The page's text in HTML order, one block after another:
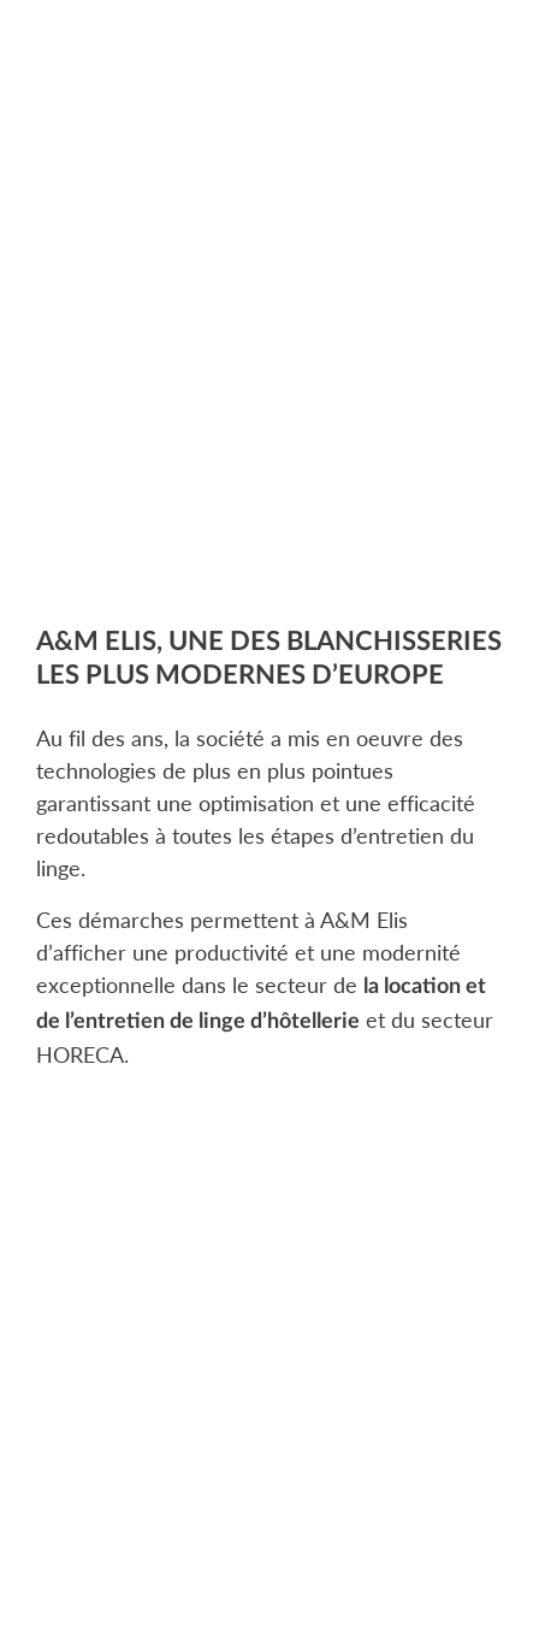
A&M ELIS, UNE DES BLANCHISSERIES
LES PLUS MODERNES D’EUROPE
Au fil des ans, la société a mis en oeuvre des
technologies de plus en plus pointues
garantissant une optimisation et une efficacité
redoutables à toutes les étapes d’entretien du
linge.
Ces démarches permettent à A&M Elis
d’afficher une productivité et une modernité
exceptionnelle dans le secteur de la location et
de l’entretien de linge d’hôtellerie et du secteur
HORECA.